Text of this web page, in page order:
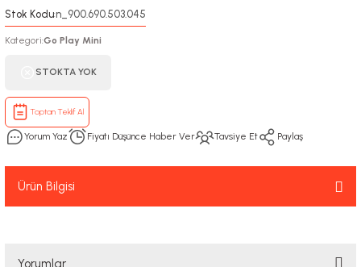
Stok Kodu:n_900.690.503.045
Kategori:Go Play Mini
STOKTA YOK
Toptan Teklif Al
Yorum Yaz Fiyatı Düşünce Haber Ver Tavsiye Et Paylaş
Ürün Bilgisi
Yorumlar